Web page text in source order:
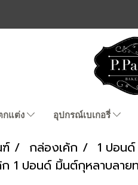
กแต่ง อุปกรณ์เบเกอรี่
กล่องเค้ก
1 ปอนด์
1 ปอนด์ มิ้นต์กุหลาบลาย